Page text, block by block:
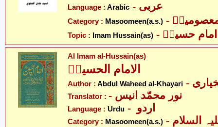
Language : Arabic - عربی
Category : Masoomeen(a.s.) معصومینؑ
Topic : Imam Hussain(as) - امام حسینؑ
Al Imam al-Hussain(as)
الامام الحسینؑ
Author : Abdul Waheed al-Khayari
Translator : - نور محمّد انیس
Language : Urdu
Category : Masoomeen(a.s.)